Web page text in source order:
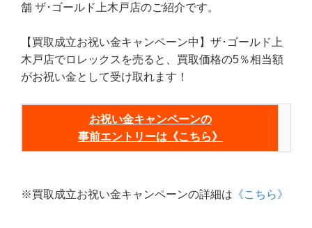
舗 ザ･ゴールド上木戸店のご紹介です。
【買取成立お祝い金キャンペーン中】ザ･ゴールド上
木戸店でロレックスを売ると、買取価格の5％相当額
がお祝い金として受け取れます！
お祝い金キャンペーンの
事前エントリーは《こちら》
※買取成立お祝い金キャンペーンの詳細は 《こちら》